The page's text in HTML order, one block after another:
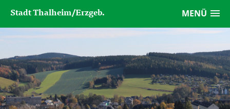
MENÜ
Stadt Thalheim/Erzgeb.